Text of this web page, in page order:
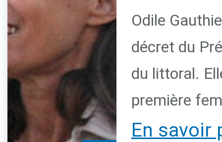
Odile
décret du
du littoral.
première
En savoir